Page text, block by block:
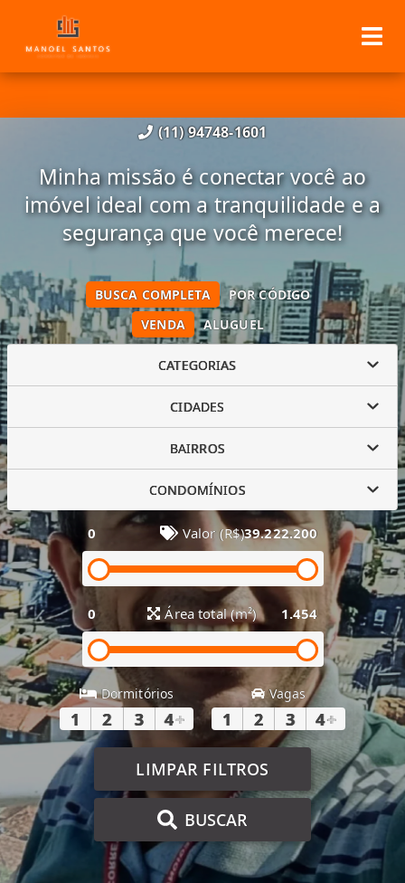
(11) 94748-1601
Minha missão é conectar você ao
imóvel ideal com a tranquilidade e a
segurança que você merece!
VENDA ALUGUEL
BUSCA COMPLETA POR CÓDIGO
CATEGORIAS
CIDADES
BAIRROS
CONDOMÍNIOS
0 Valor (R$)39.222.200
0 Área total (m²) 1.454
Dormitórios
1 2 3 4+
Vagas
1 2 3 4+
LIMPAR FILTROS
BUSCAR